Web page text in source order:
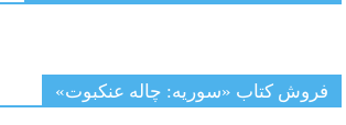
فروش کتاب «سوریه: چاله عنکبوت»